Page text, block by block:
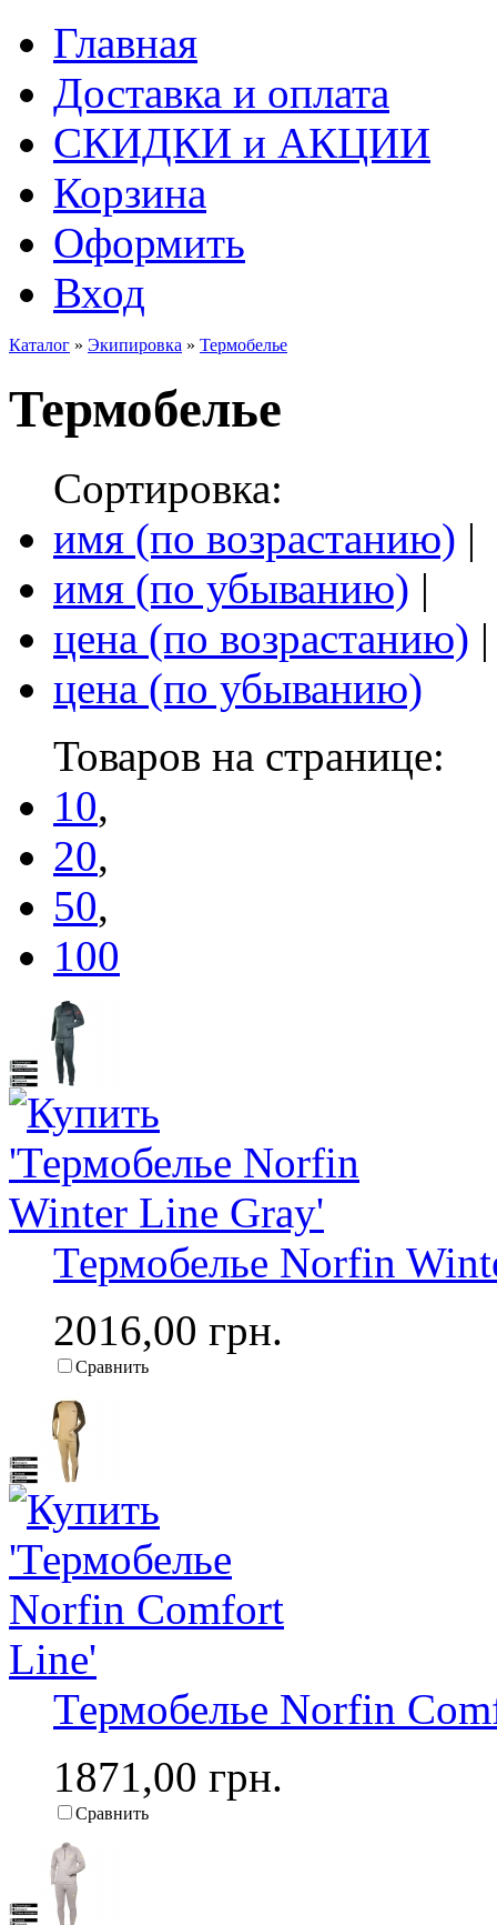
Главная
Доставка и оплата
СКИДКИ и АКЦИИ
Корзина
Оформить
Вход
Каталог » Экипировка » Термобелье
Термобелье
Сортировка:
имя (по возрастанию) |
имя (по убыванию) |
цена (по возрастанию) |
цена (по убыванию)
Товаров на странице:
10,
20,
50,
100
Термобелье Norfin
2016,00 грн.
Сравнить
Термобелье Norfin
1871,00 грн.
Сравнить